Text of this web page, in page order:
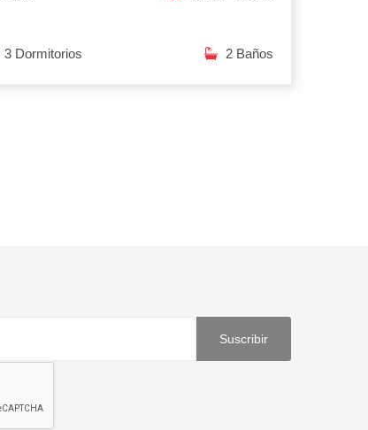
3 Dormitorios 2 Baños
Suscribir